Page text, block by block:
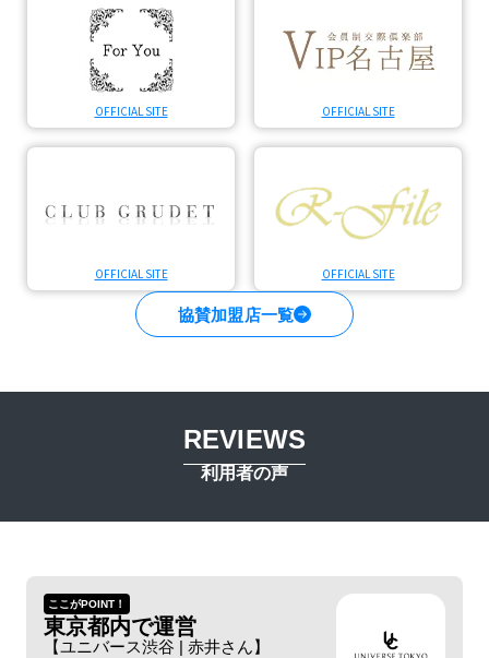
OFFICIAL SITE OFFICIAL SITE
OFFICIAL SITE OFFICIAL SITE
協賛加盟店一覧
REVIEWS
利用者の声
ここがPOINT！
東京都内で運営
【ユニバース渋谷 | 赤井さん】